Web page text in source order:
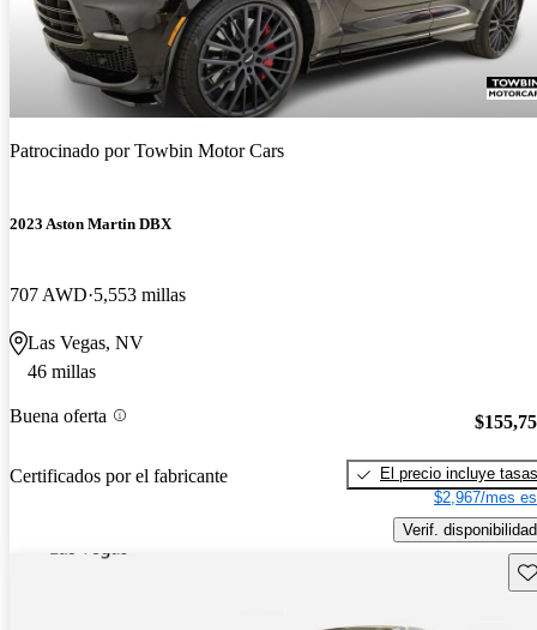
Patrocinado porTowbin Motor Cars
2023 Aston Martin DBX
707 AWD 5,553 millas
Las Vegas, NV
46 millas
Buena oferta
Certificados por el fabricante
El precio incluye tasas
$2,967/mes
Verif. disponibilidad